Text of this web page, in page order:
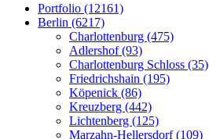
Portfolio (12161)
Berlin (6217)
Charlottenburg (475)
Adlershof (93)
Charlottenburg Schloss (35)
Friedrichshain (195)
Köpenick (86)
Kreuzberg (442)
Lichtenberg (125)
Marzahn-Hellersdorf (109)